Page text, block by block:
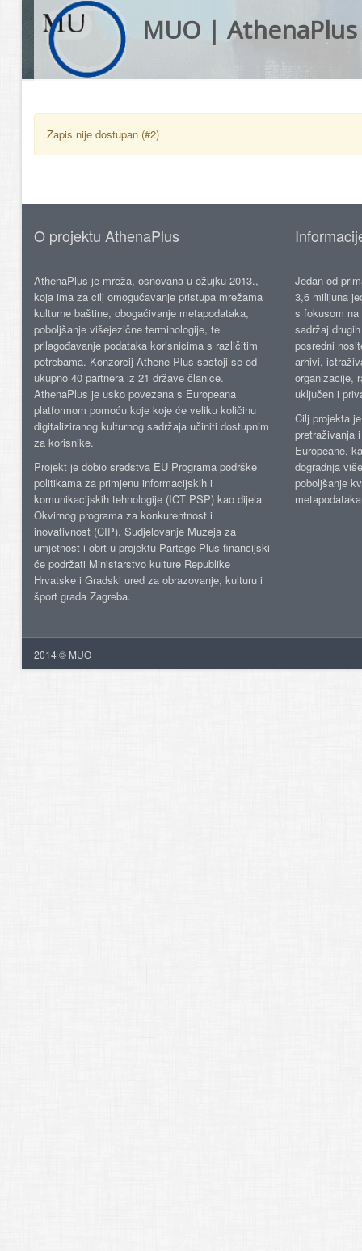
MUO | AthenaPlus
Zapis nije dostupan (#2)
O projektu AthenaPlus
AthenaPlus je mreža, osnovana u ožujku 2013.,
koja ima za cilj omogućavanje pristupa mrežama
kulturne baštine, obogaćivanje metapodataka,
poboljšanje višejezične terminologije, te
prilagođavanje podataka korisnicima s različitim
potrebama. Konzorcij Athene Plus sastoji se od
ukupno 40 partnera iz 21 države članice.
AthenaPlus je usko povezana s Europeana
platformom pomoću koje koje će veliku količinu
digitaliziranog kulturnog sadržaja učiniti dostupnim
za korisnike.
Projekt je dobio sredstva EU Programa podrške
politikama za primjenu informacijskih i
komunikacijskih tehnologije (ICT PSP) kao dijela
Okvirnog programa za konkurentnost i
inovativnost (CIP). Sudjelovanje Muzeja za
umjetnost i obrt u projektu Partage Plus financijski
će podržati Ministarstvo kulture Republike
Hrvatske i Gradski ured za obrazovanje, kulturu i
šport grada Zagreba.
Jedan od
3,6 milijuna
s fokusom
sadržaj
posredni
arhivi,
organizacije,
uključen i
Cilj projekta
pretraživanja
Europeane,
dogradnja
poboljšanje
2014 © MUO